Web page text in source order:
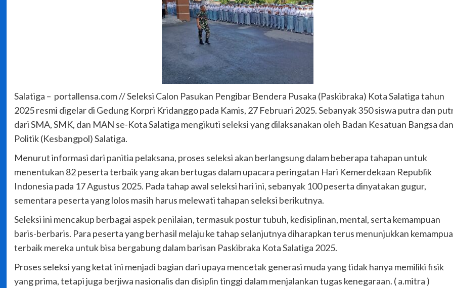
Salatiga – portallensa.com // Seleksi Calon Pasukan Pengibar Bendera Pusaka (Paskibraka) Kota Salatiga tahun
2025 resmi digelar di Gedung Korpri Kridanggo pada Kamis, 27 Februari 2025. Sebanyak 350 siswa putra dan
dari SMA, SMK, dan MAN se-Kota Salatiga mengikuti seleksi yang dilaksanakan oleh Badan Kesatuan Bangsa dan
Politik (Kesbangpol) Salatiga.
Menurut informasi dari panitia pelaksana, proses seleksi akan berlangsung dalam beberapa tahapan untuk
menentukan 82 peserta terbaik yang akan bertugas dalam upacara peringatan Hari Kemerdekaan Republik
Indonesia pada 17 Agustus 2025. Pada tahap awal seleksi hari ini, sebanyak 100 peserta dinyatakan gugur,
sementara peserta yang lolos masih harus melewati tahapan seleksi berikutnya.
Seleksi ini mencakup berbagai aspek penilaian, termasuk postur tubuh, kedisiplinan, mental, serta kemampuan
baris-berbaris. Para peserta yang berhasil melaju ke tahap selanjutnya diharapkan terus menunjukkan
terbaik mereka untuk bisa bergabung dalam barisan Paskibraka Kota Salatiga 2025.
Proses seleksi yang ketat ini menjadi bagian dari upaya mencetak generasi muda yang tidak hanya memiliki fisik
yang prima, tetapi juga berjiwa nasionalis dan disiplin tinggi dalam menjalankan tugas kenegaraan. ( a.mitra )